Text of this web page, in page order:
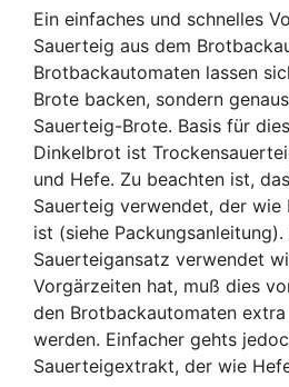
Ein einfaches und schnelles
Sauerteig aus dem
Brotbackautomaten lassen
Brote backen, sondern
Sauerteig-Brote. Basis für
Dinkelbrot ist
und Hefe. Zu beachten ist,
Sauerteig verwendet, der
ist (siehe Packungsanleitung).
Sauerteigansatz verwendet
Vorgärzeiten hat, muß dies
den Brotbackautomaten
werden. Einfacher gehts
Sauerteigextrakt, der wie